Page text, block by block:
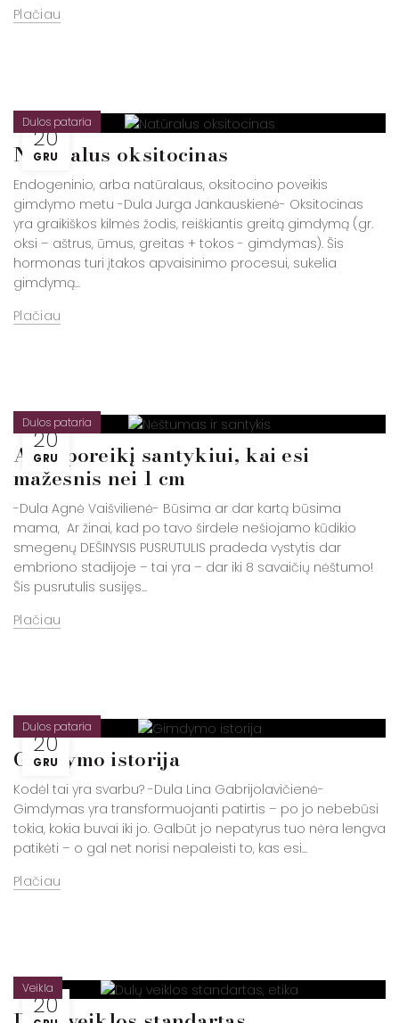
Plačiau
20
GRU
Dulos pataria
Natūralus oksitocinas
Endogeninio, arba natūralaus, oksitocino poveikis
gimdymo metu -Dula Jurga Jankauskienė- Oksitocinas
yra graikiškos kilmės žodis, reiškiantis greitą gimdymą (gr.
oksi – aštrus, ūmus, greitas + tokos - gimdymas). Šis
hormonas turi įtakos apvaisinimo procesui, sukelia
gimdymą...
Plačiau
20
GRU
Dulos pataria
Apie poreikį santykiui, kai esi
mažesnis nei 1 cm
-Dula Agnė Vaišvilienė- Būsima ar dar kartą būsima
mama, Ar žinai, kad po tavo širdele nešiojamo kūdikio
smegenų DEŠINYSIS PUSRUTULIS pradeda vystytis dar
embriono stadijoje – tai yra – dar iki 8 savaičių nėštumo!
Šis pusrutulis susijęs...
Plačiau
20
GRU
Dulos pataria
Gimdymo istorija
Kodėl tai yra svarbu? -Dula Lina Gabrijolavičienė-
Gimdymas yra transformuojanti patirtis – po jo nebebūsi
tokia, kokia buvai iki jo. Galbūt jo nepatyrus tuo nėra lengva
patikėti – o gal net norisi nepaleisti to, kas esi...
Plačiau
20
Veikla